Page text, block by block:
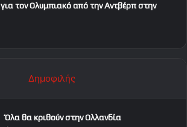
τον Ολυμπιακό από την Αντβέρπ στην
Δημοφιλής
Όλα θα κριθούν στην Ολλανδία